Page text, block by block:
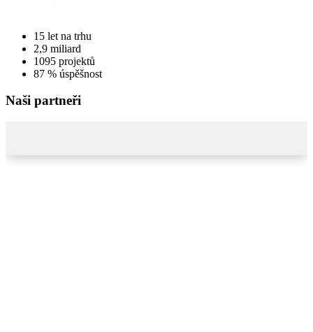
15 let na trhu
2,9 miliard
1095 projektů
87 % úspěšnost
Naši partneři